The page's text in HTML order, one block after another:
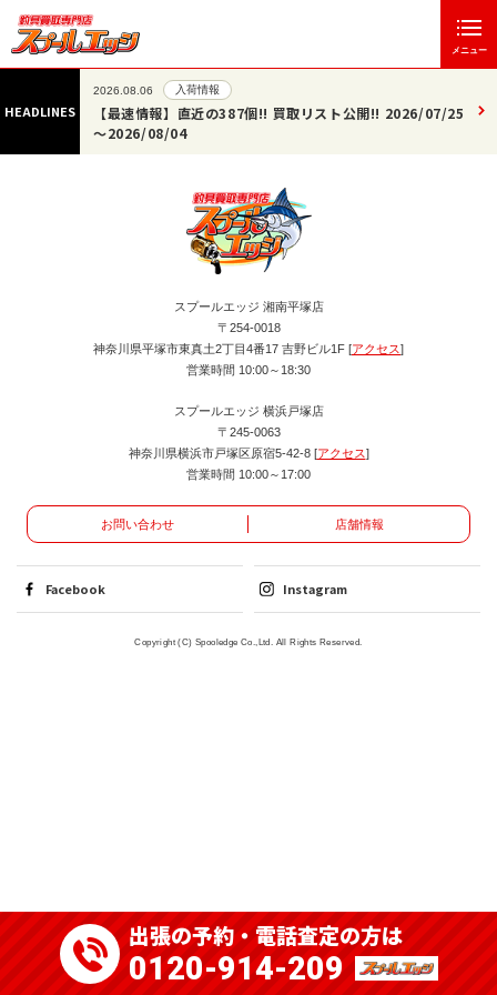
メニュー
HEADLINES
2026.08.06 入荷情報
【最速情報】直近の387個!! 買取リスト公開!! 2026/07/25
～2026/08/04
スプールエッジ 湘南平塚店
〒254-0018
神奈川県平塚市東真土2丁目4番17 吉野ビル1F [アクセス]
営業時間 10:00～18:30
スプールエッジ 横浜戸塚店
〒245-0063
神奈川県横浜市戸塚区原宿5-42-8 [アクセス]
営業時間 10:00～17:00
お問い合わせ 店舗情報
Facebook Instagram
Copyright (C) Spooledge Co.,Ltd. All Rights Reserved.
出張の予約・電話査定の方は
0120-914-209